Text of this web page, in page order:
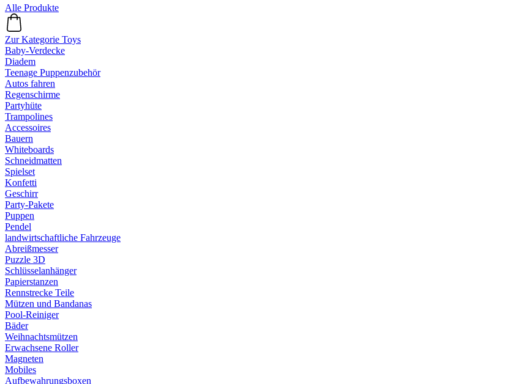
Alle Produkte
Zur Kategorie Toys
Baby-Verdecke
Diadem
Teenage Puppenzubehör
Autos fahren
Regenschirme
Partyhüte
Trampolines
Accessoires
Bauern
Whiteboards
Schneidmatten
Spielset
Konfetti
Geschirr
Party-Pakete
Puppen
Pendel
landwirtschaftliche Fahrzeuge
Abreißmesser
Puzzle 3D
Schlüsselanhänger
Papierstanzen
Rennstrecke Teile
Mützen und Bandanas
Pool-Reiniger
Bäder
Weihnachtsmützen
Erwachsene Roller
Magneten
Mobiles
Aufbewahrungsboxen